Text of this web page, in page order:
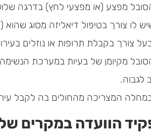
מפצע (או מפצעי לחץ) בדרגה
לו צורך בטיפול דיאליזה מסוג שהוא
צורך בקבלת תרופות או נוזלים
מקיומן של בעיות במערכת הנשימה
לגבוה.
המצריכה מהחולים בה לקבל
הוועדה במקרים